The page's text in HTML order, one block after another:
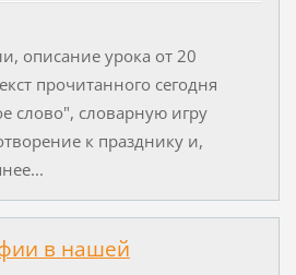
описание урока от 20
прочитанного сегодня
слово", словарную игру
к празднику и,
в нашей